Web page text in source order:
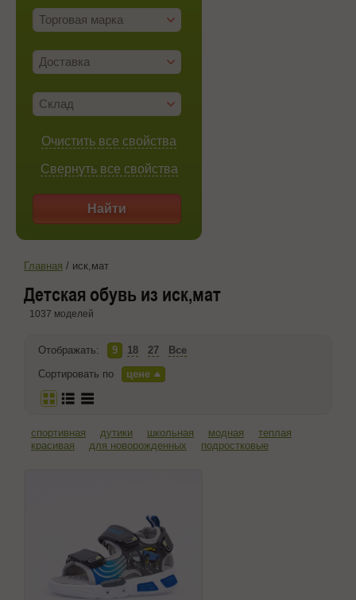
Торговая марка
Доставка
Склад
Очистить все свойства
Свернуть все свойства
Найти
Главная / иск,мат
Детская обувь из иск,мат
1037 моделей
Отображать: 9 18 27
Все
Сортировать по
цене
спортивная дутики школьная модная
теплая
красивая
для новорожденных подростковые